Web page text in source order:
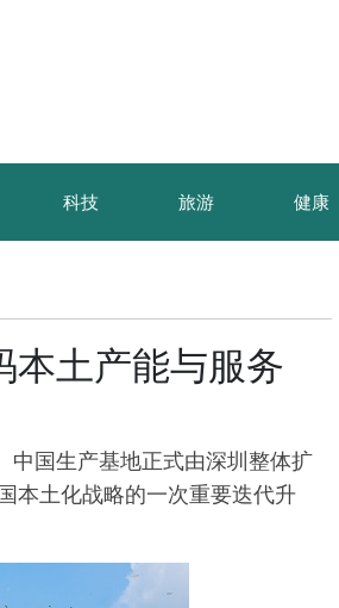
科技 旅游 健康
本土产能与服务
国生产基地正式由深圳整体扩
本土化战略的一次重要迭代升
老年大学学员热情参与“中医
会客厅”成健康新地标